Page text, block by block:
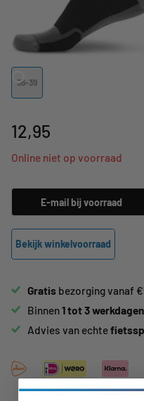
36-39
12,95
Online niet op voorraad
E-mail bij voorraad
Bekijk winkelvoorraad
Gratis bezorging vanaf
Binnen1 tot 3 werkdagen
Advies van echte